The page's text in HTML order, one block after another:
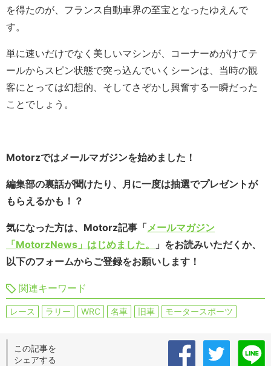
を得たのが、フランス自動車界の至宝となったゆえんで
す。
単に速いだけでなく美しいマシンが、コーナーめがけてテ
ールからスピン状態で突っ込んでいくシーンは、当時の観
客にとっては幻想的、そしてさぞかし興奮する一瞬だった
ことでしょう。
Motorzではメールマガジンを始めました！
編集部の裏話が聞けたり、月に一度は抽選でプレゼントが
もらえるかも！？
気になった方は、Motorz記事「メールマガジン
「MotorzNews」はじめました。
」をお読みいただくか、
以下のフォームからご登録をお願いします！
関連キーワード
レース ラリー WRC 名車 旧車 モータースポーツ
この記事を
シェアする